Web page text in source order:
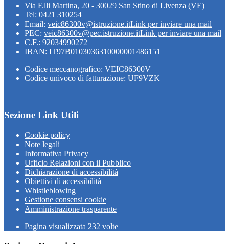
Via F.lli Martina, 20 - 30029 San Stino di Livenza (VE)
Tel: 0421 310254
Email: veic86300v@istruzione.itLink per inviare una mail
PEC: veic86300v@pec.istruzione.itLink per inviare una mail
C.F.: 92034990272
IBAN: IT97B0103036310000001486151
Codice meccanografico: VEIC86300V
Codice univoco di fatturazione: UF9VZK
Sezione Link Utili
Cookie policy
Note legali
Informativa Privacy
Ufficio Relazioni con il Pubblico
Dichiarazione di accessibilità
Obiettivi di accessibilità
Whistleblowing
Gestione consensi cookie
Amministrazione trasparente
Pagina visualizzata 232 volte